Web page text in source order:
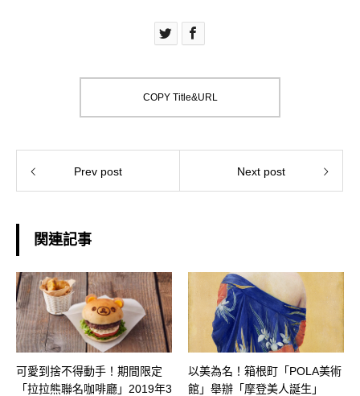
COPY Title&URL
Prev post Next post
関連記事
可愛到捨不得動手！期間限定
「拉拉熊聯名咖啡廳」2019年3
以美為名！箱根町「POLA美術
館」舉辦「摩登美人誕生」